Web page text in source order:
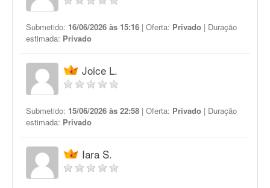
Submetido: 16/06/2026 às 15:16 | Oferta: Privado | Duração
estimada: Privado
Joice L.
Submetido: 15/06/2026 às 22:58 | Oferta: Privado | Duração
estimada: Privado
Iara S.